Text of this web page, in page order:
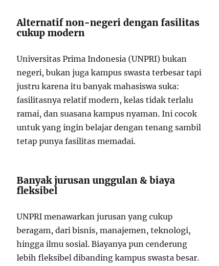
Alternatif non-negeri dengan fasilitas
cukup modern
Universitas Prima Indonesia (UNPRI) bukan
negeri, bukan juga kampus swasta terbesar tapi
justru karena itu banyak mahasiswa suka:
fasilitasnya relatif modern, kelas tidak terlalu
ramai, dan suasana kampus nyaman. Ini cocok
untuk yang ingin belajar dengan tenang sambil
tetap punya fasilitas memadai.
Banyak jurusan unggulan & biaya
fleksibel
UNPRI menawarkan jurusan yang cukup
beragam, dari bisnis, manajemen, teknologi,
hingga ilmu sosial. Biayanya pun cenderung
lebih fleksibel dibanding kampus swasta besar.